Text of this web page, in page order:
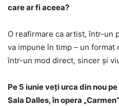
care ar fi aceea?
O reafirmare ca artist, într-un
va impune în timp – un
într-un mod direct, sincer și
Pe 5 iunie veți urca din nou
Sala Dalles, în opera